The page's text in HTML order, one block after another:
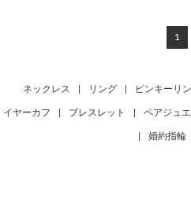
1
ネックレス リング ピンキーリ
イヤーカフ ブレスレット ペアジュ
婚約指輪